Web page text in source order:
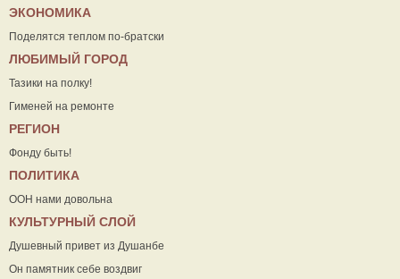
ЭКОНОМИКА
Поделятся теплом по-братски
ЛЮБИМЫЙ ГОРОД
Тазики на полку!
Гименей на ремонте
РЕГИОН
Фонду быть!
ПОЛИТИКА
ООН нами довольна
КУЛЬТУРНЫЙ СЛОЙ
Душевный привет из Душанбе
Он памятник себе воздвиг